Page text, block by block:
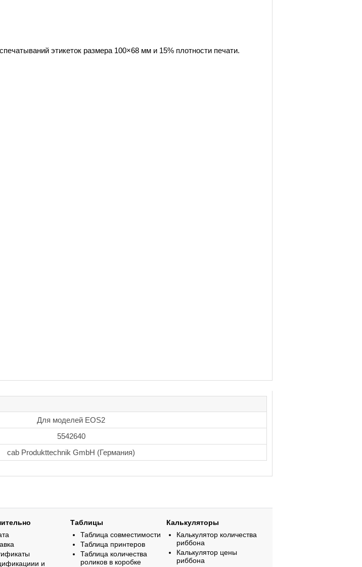
этикеток размера 100×68 мм и 15% плотности печати.
Для моделей EOS2
5542640
cab Produkttechnik GmbH (Германия)
и
Таблицы
Таблица совместимости
Таблица принтеров
Таблица количества
роликов в коробке
Калькуляторы
Калькулятор количества
риббона
Калькулятор цены
риббона